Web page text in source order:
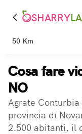
SHARRY
50 Km
Cosa fare
NO
Agrate
provincia di
2.500 abitanti, il